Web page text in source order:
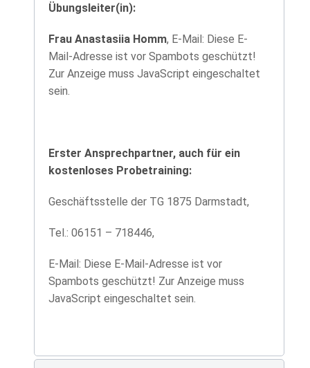
Übungsleiter(in):
Frau Anastasiia Homm, E-Mail: Diese E-
Mail-Adresse ist vor Spambots geschützt!
Zur Anzeige muss JavaScript eingeschaltet
sein.
Erster Ansprechpartner, auch für ein
kostenloses Probetraining:
Geschäftsstelle der TG 1875 Darmstadt,
Tel.: 06151 – 718446,
E-Mail: Diese E-Mail-Adresse ist vor
Spambots geschützt! Zur Anzeige muss
JavaScript eingeschaltet sein.